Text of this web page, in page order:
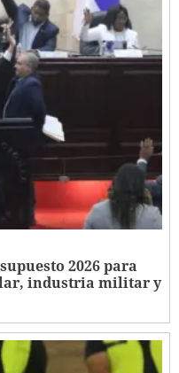
2026 para
industria militar y